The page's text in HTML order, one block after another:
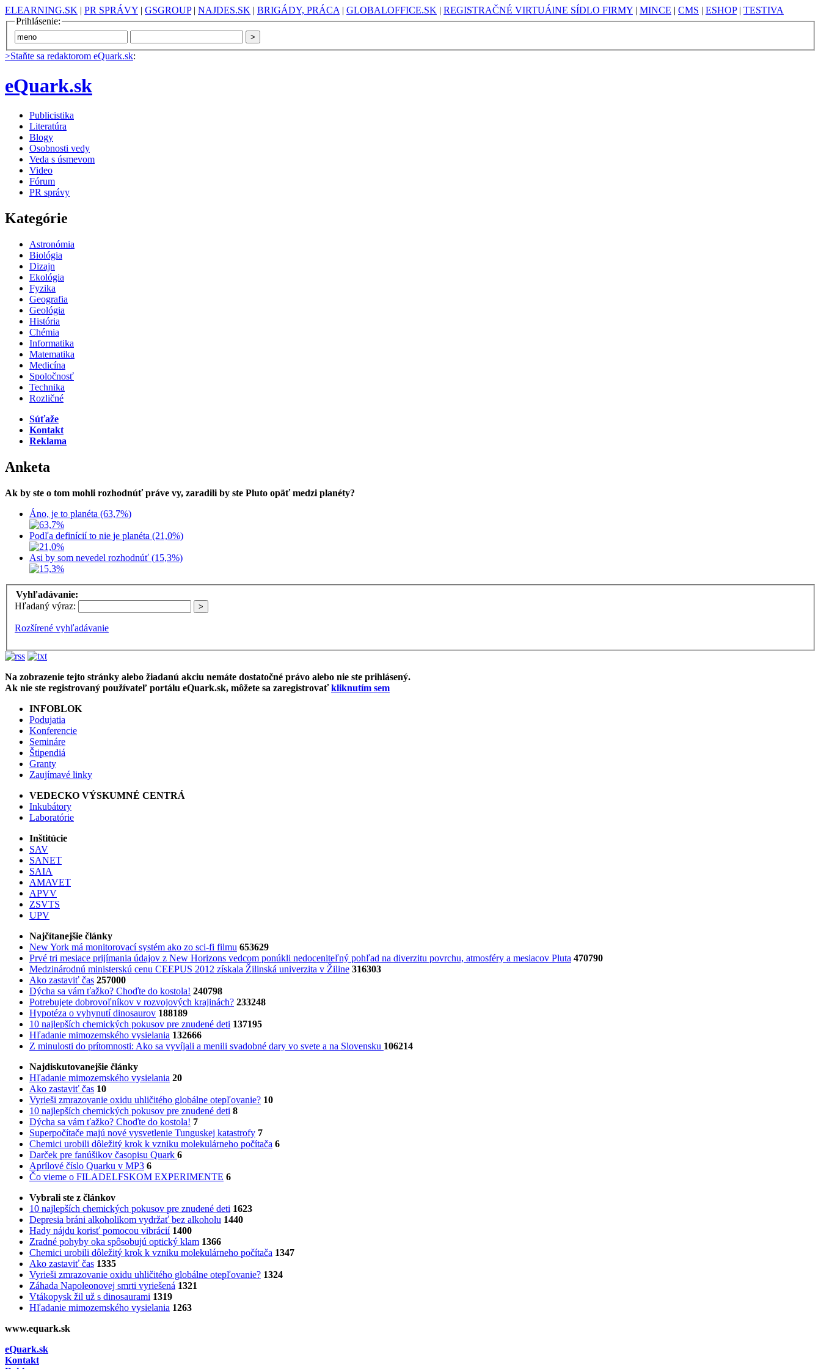
ELEARNING.SK | PR SPRÁVY | GSGROUP| NAJDES.SK | BRIGÁDY, PRÁCA | GLOBALOFFICE.SK | REGISTRAČNÉ VIRTUÁlNE SÍDLO FIRMY | MINCE | CMS | ESHOP| TESTIVA
Prihlásenie:
>Staňte sa redaktorom eQuark.sk:
eQuark.sk
Publicistika
Literatúra
Blogy
Osobnosti vedy
Veda s úsmevom
Video
Fórum
PR správy
Kategórie
Astronómia
Biológia
Dizajn
Ekológia
Fyzika
Geografia
Geológia
História
Chémia
Informatika
Matematika
Medicína
Spoločnosť
Technika
Rozličné
Súťaže
Kontakt
Reklama
Anketa
Ak by ste o tom mohli rozhodnúť práve vy, zaradili by ste Pluto opäť medzi planéty?
Áno, je to planéta (63,7%)
Podľa definícií to nie je planéta (21,0%)
Asi by som nevedel rozhodnúť (15,3%)
Vyhľadávanie:
Hľadaný výraz:
Rozšírené vyhľadávanie
Na zobrazenie tejto stránky alebo žiadanú akciu nemáte dostatočné právo alebo nie ste prihlásený.
Ak nie ste registrovaný používateľ portálu eQuark.sk, môžete sa zaregistrovaťkliknutím sem
INFOBLOK
Podujatia
Konferencie
Semináre
Štipendiá
Granty
Zaujímavé linky
VEDECKO VÝSKUMNÉ CENTRÁ
Inkubátory
Laboratórie
Inštitúcie
SAV
SANET
SAIA
AMAVET
APVV
ZSVTS
UPV
Najčítanejšie články
New York má monitorovací systém ako zo sci-fi filmu 653629
Prvé tri mesiace prijímania údajov z New Horizons vedcom ponúkli nedoceniteľný pohľad na diverzitu povrchu, atmosféry a mesiacov Pluta 470790
Medzinárodnú ministerskú cenu CEEPUS 2012 získala Žilinská univerzita v Žiline 316303
Ako zastaviť čas 257000
Dýcha sa vám ťažko? Choďte do kostola! 240798
Potrebujet​e dobrovoľníkov v rozvojovýc​h krajinách? 233248
Hypotéza o vyhynutí dinosaurov 188189
10 najlepších chemických pokusov pre znudené deti 137195
Hľadanie mimozemského vysielania 132666
Z minulosti do prítomnosti: Ako sa vyvíjali a menili svadobné dary vo svete a na Slovensku 106214
Najdiskutovanejšie články
Hľadanie mimozemského vysielania 20
Ako zastaviť čas 10
Vyrieši zmrazovanie oxidu uhličitého globálne otepľovanie? 10
10 najlepších chemických pokusov pre znudené deti 8
Dýcha sa vám ťažko? Choďte do kostola! 7
Superpočítače majú nové vysvetlenie Tunguskej katastrofy 7
Chemici urobili dôležitý krok k vzniku molekulárneho počítača 6
Darček pre fanúšikov časopisu Quark 6
Aprílové číslo Quarku v MP3 6
Čo vieme o FILADELFSKOM EXPERIMENTE 6
Vybrali ste z článkov
10 najlepších chemických pokusov pre znudené deti 1623
Depresia bráni alkoholikom vydržať bez alkoholu 1440
Hady nájdu korisť pomocou vibrácií 1400
Zradné pohyby oka spôsobujú optický klam 1366
Chemici urobili dôležitý krok k vzniku molekulárneho počítača 1347
Ako zastaviť čas 1335
Vyrieši zmrazovanie oxidu uhličitého globálne otepľovanie? 1324
Záhada Napoleonovej smrti vyriešená 1321
Vtákopysk žil už s dinosaurami 1319
Hľadanie mimozemského vysielania 1263
www.equark.sk
eQuark.sk
Kontakt